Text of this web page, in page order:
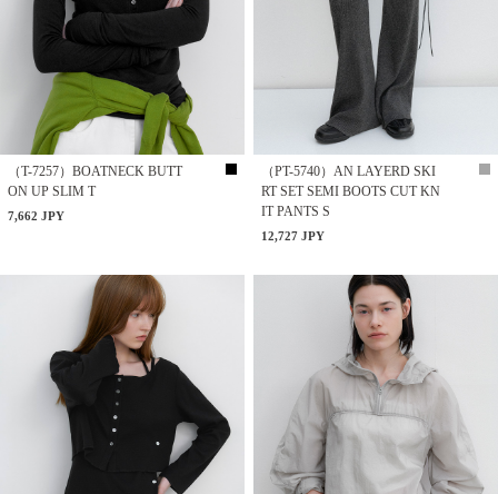
（T-7257）BOATNECK BUTT
ON UP SLIM T
7,662 JPY
（PT-5740）AN LAYERD SKI
RT SET SEMI BOOTS CUT KN
IT PANTS S
12,727 JPY